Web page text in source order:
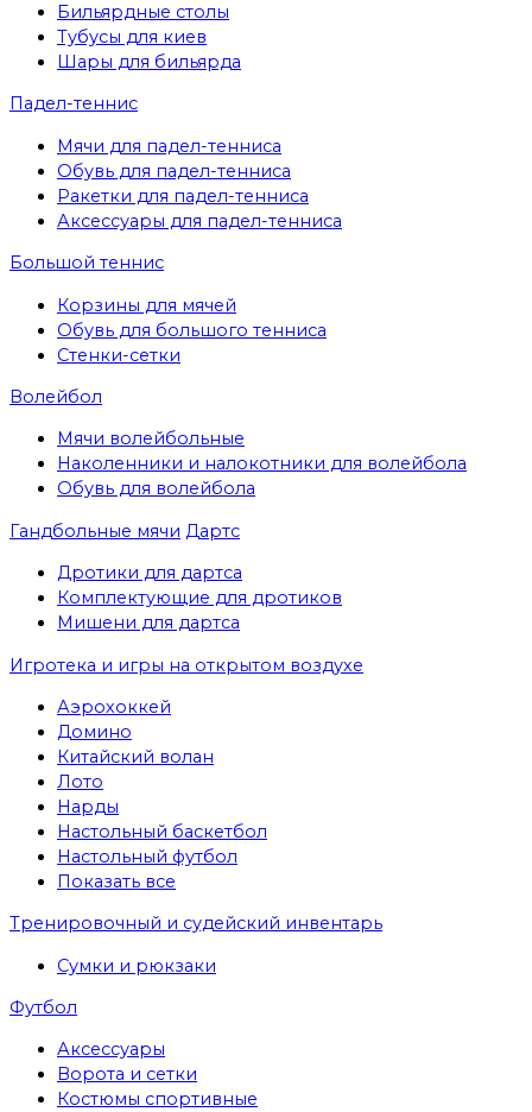
Бильярдные столы
Тубусы для киев
Шары для бильярда
Падел-теннис
Мячи для падел-тенниса
Обувь для падел-тенниса
Ракетки для падел-тенниса
Аксессуары для падел-тенниса
Большой теннис
Корзины для мячей
Обувь для большого тенниса
Стенки-сетки
Волейбол
Мячи волейбольные
Наколенники и налокотники для волейбола
Обувь для волейбола
Гандбольные мячи Дартс
Дротики для дартса
Комплектующие для дротиков
Мишени для дартса
Игротека и игры на открытом воздухе
Аэрохоккей
Домино
Китайский волан
Лото
Нарды
Настольный баскетбол
Настольный футбол
Показать все
Тренировочный и судейский инвентарь
Сумки и рюкзаки
Футбол
Аксессуары
Ворота и сетки
Костюмы спортивные